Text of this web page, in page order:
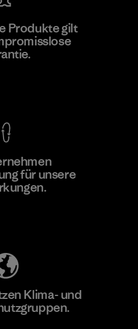
Jaya
Produkte gilt
für unsere
Klima- und